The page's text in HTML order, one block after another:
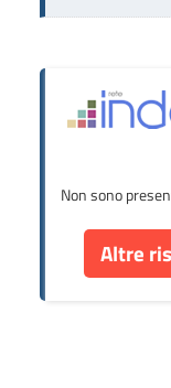
Non sono
Altre